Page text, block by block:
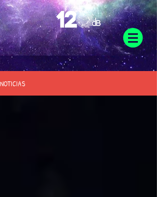
NOTICIAS